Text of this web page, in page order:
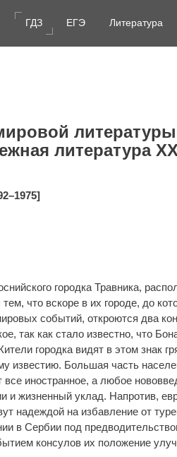
ГДЗ ЕГЭ Литература
литературы
литература
городка Травника,
что вскоре в их городе, до
событий, откроются два
так как стало известно, что
городка видят в этом знак
известию. Большая часть
иностранное, а любое
и жизненный уклад. Напротив,
надеждой на избавление от
в Сербии под
консулов их положение